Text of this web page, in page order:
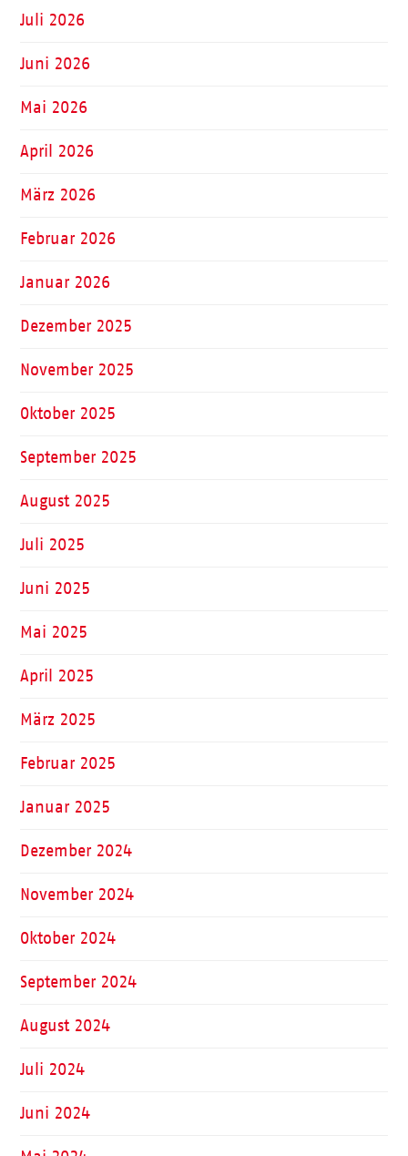
Juli 2026
Juni 2026
Mai 2026
April 2026
März 2026
Februar 2026
Januar 2026
Dezember 2025
November 2025
Oktober 2025
September 2025
August 2025
Juli 2025
Juni 2025
Mai 2025
April 2025
März 2025
Februar 2025
Januar 2025
Dezember 2024
November 2024
Oktober 2024
September 2024
August 2024
Juli 2024
Juni 2024